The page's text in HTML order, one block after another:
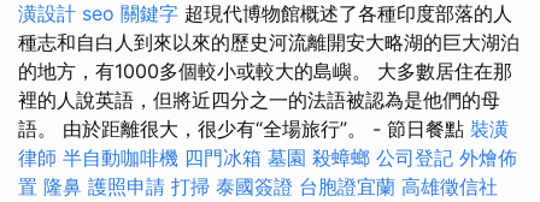
潢設計 seo 關鍵字 超現代博物館概述了各種印度部落的人
種志和自白人到來以來的歷史河流離開安大略湖的巨大湖泊
的地方，有1000多個較小或較大的島嶼。 大多數居住在那
裡的人說英語，但將近四分之一的法語被認為是他們的母
語。 由於距離很大，很少有“全場旅行”。 - 節日餐點 裝潢
律師 半自動咖啡機 四門冰箱 墓園 殺蟑螂 公司登記 外燴佈
置 隆鼻 護照申請 打掃 泰國簽證 台胞證宜蘭 高雄徵信社